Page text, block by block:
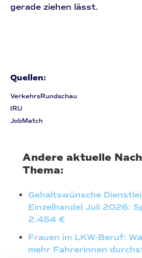
gerade ziehen lässt.
Quellen:
VerkehrsRundschau
IRU
JobMatch
Andere aktuelle
Thema:
Gehaltswünsche
Einzelhandel Juli 2026:
2.454 €
Frauen im LKW-Beruf:
mehr Fahrerinnen